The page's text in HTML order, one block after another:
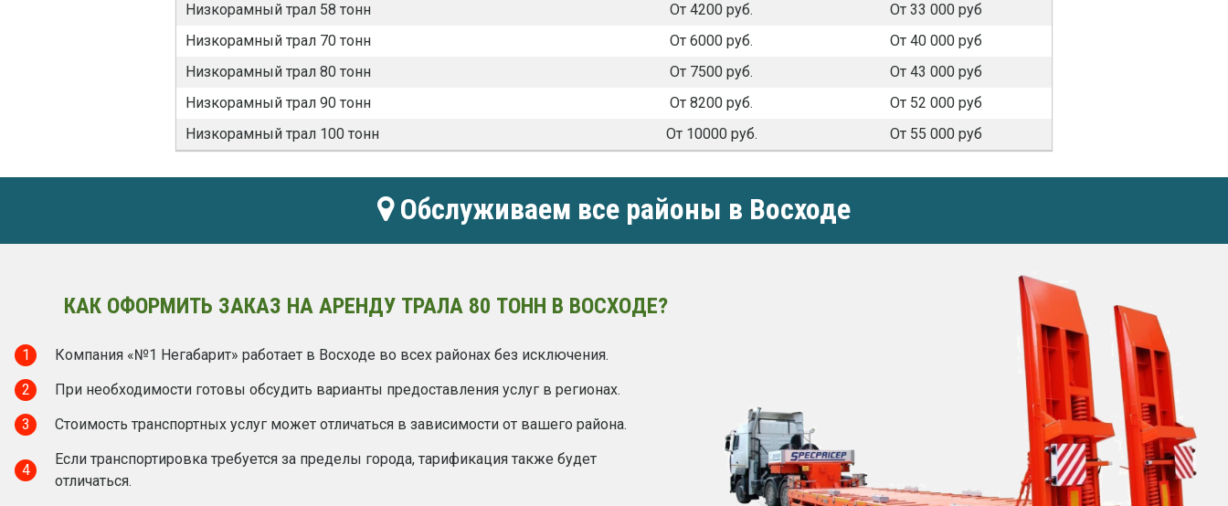
Низкорамный трал 58 тонн
От 4200 руб.
От 33 000 руб
Низкорамный трал 70 тонн
От 6000 руб.
От 40 000 руб
Низкорамный трал 80 тонн
От 7500 руб.
От 43 000 руб
Низкорамный трал 90 тонн
От 8200 руб.
От 52 000 руб
Низкорамный трал 100 тонн
От 10000 руб. От 55 000 руб
Обслуживаем все районы в Восходе
КАК ОФОРМИТЬ ЗАКАЗ НА АРЕНДУ ТРАЛА 80 ТОНН В ВОСХОДЕ?
1
Компания «№1 Негабарит» работает в Восходе во всех районах без исключения.
2
При необходимости готовы обсудить варианты предоставления услуг в регионах.
3
Стоимость транспортных услуг может отличаться в зависимости от вашего района.
4
Если транспортировка требуется за пределы города, тарификация также будет
отличаться.